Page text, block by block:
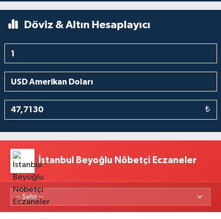
Döviz & Altın Hesaplayıcı
₺
İstanbul Beyoğlu Nöbetçi Eczaneler